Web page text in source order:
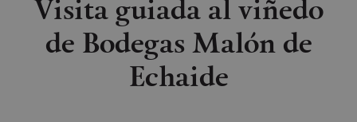
Visita guiada al viñedo
de Bodegas Malón de
Echaide